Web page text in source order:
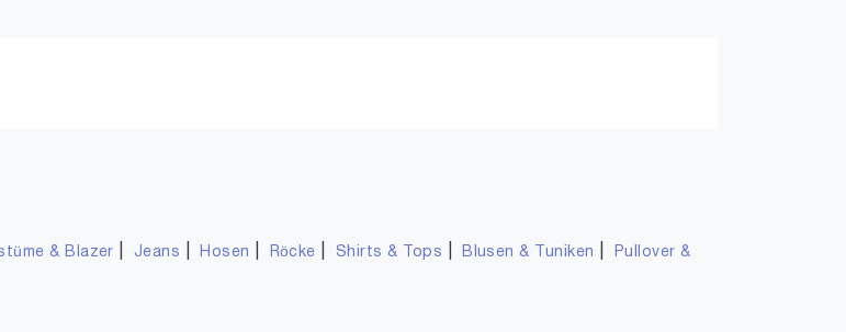
& Blazer Jeans Hosen Röcke Shirts & Tops Blusen & Tuniken
Pullover &